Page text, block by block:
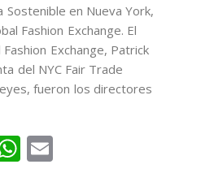
Sostenible en Nueva York,
Fashion Exchange. El
Exchange, Patrick
del NYC Fair Trade
fueron los directores
WhatsApp